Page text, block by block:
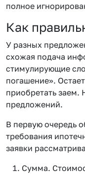
полное
Как
У разных
схожая подача
стимулирующие
погашение».
приобретать заем.
предложений.
В первую очередь
требования
заявки
Сумма.